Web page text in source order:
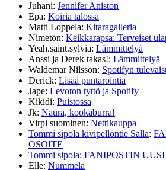
Juhani: Jennifer Aniston
Epa: Koiria talossa
Matti Loppela: Kitaragalleria
Nimetön: Keikkarapsa: Terveiset
Yeah.saint.sylvia: Lämmittelyä
Anssi ja Derek takas!: Lämmittelyä
Waldemar Nilsson: Spotifyn
Derick: Lisää puntarointia
Jape: Levoton tyttö ja Spotify
Kikidi: Puistossa
Jk: Naura, kookaburra!
Virpi suominen: Nettikauppa
Tommi sipola kivipellontie Salla:
OSOITE
Tommi sipola: FANIPOSTIN
Elle: Nummela